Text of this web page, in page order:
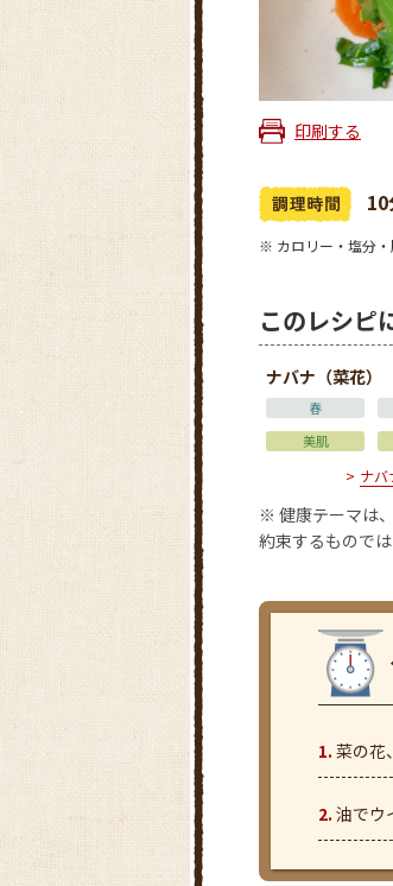
印刷する
※ カロリー・塩分
このレシピ
ナバナ（菜花）
春
美肌
ナバ
※ 健康テーマは
約束するものでは
菜の花
油でウ